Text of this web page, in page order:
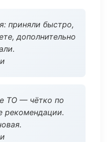
приняли быстро,
дополнительно
ТО — чётко по
рекомендации.